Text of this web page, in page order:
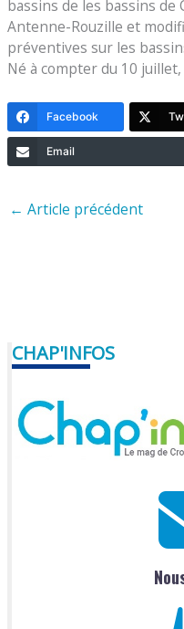
bassins de les bassins
Antenne-Rouzille et
préventives sur les
Né à compter du 10
Facebook
Email
← Article précédent
CHAP'INFOS